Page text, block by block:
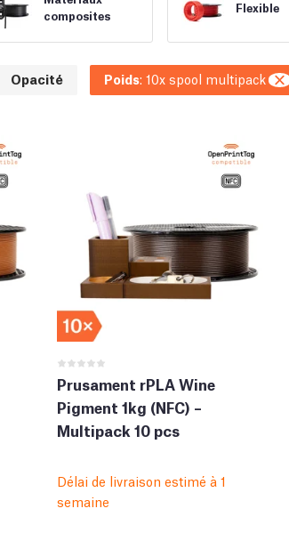
composites
Flexible
Opacité Poids: 10x spool multipack
Prusament rPLA Wine
Pigment 1kg (NFC) –
Multipack 10 pcs
Délai de livraison estimé à 1
semaine